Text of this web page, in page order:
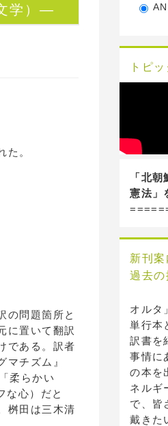
学）―
た。
の問題箇所と
に置いて翻訳
である。訳者
チズム』
柔らかい
な心）だと
桝田は三木清
トピ
「北
憲法」
新刊案
過去の
オルタ
単行本
訳書を
事情に
の本を
ネルギ
で、皆
戴きた